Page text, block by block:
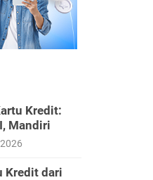
Kredit:
Mandiri
Kredit dari